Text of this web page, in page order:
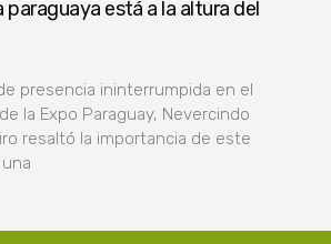
paraguaya está a la altura del
presencia ininterrumpida en el
la Expo Paraguay, Nevercindo
resaltó la importancia de este